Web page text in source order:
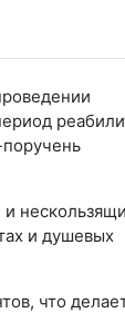
и
и душевых
что